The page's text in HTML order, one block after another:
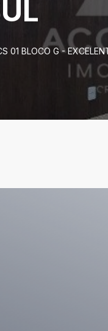
01 BLOCO G -